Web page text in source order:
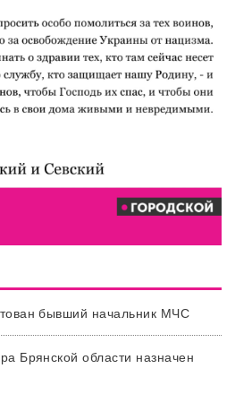
бывший начальник МЧС
Брянской области назначен